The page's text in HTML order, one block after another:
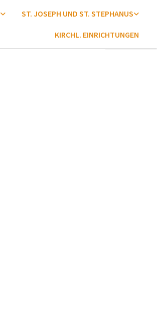
ST. JOSEPH UND ST. STEPHANUS
KIRCHL. EINRICHTUNGEN